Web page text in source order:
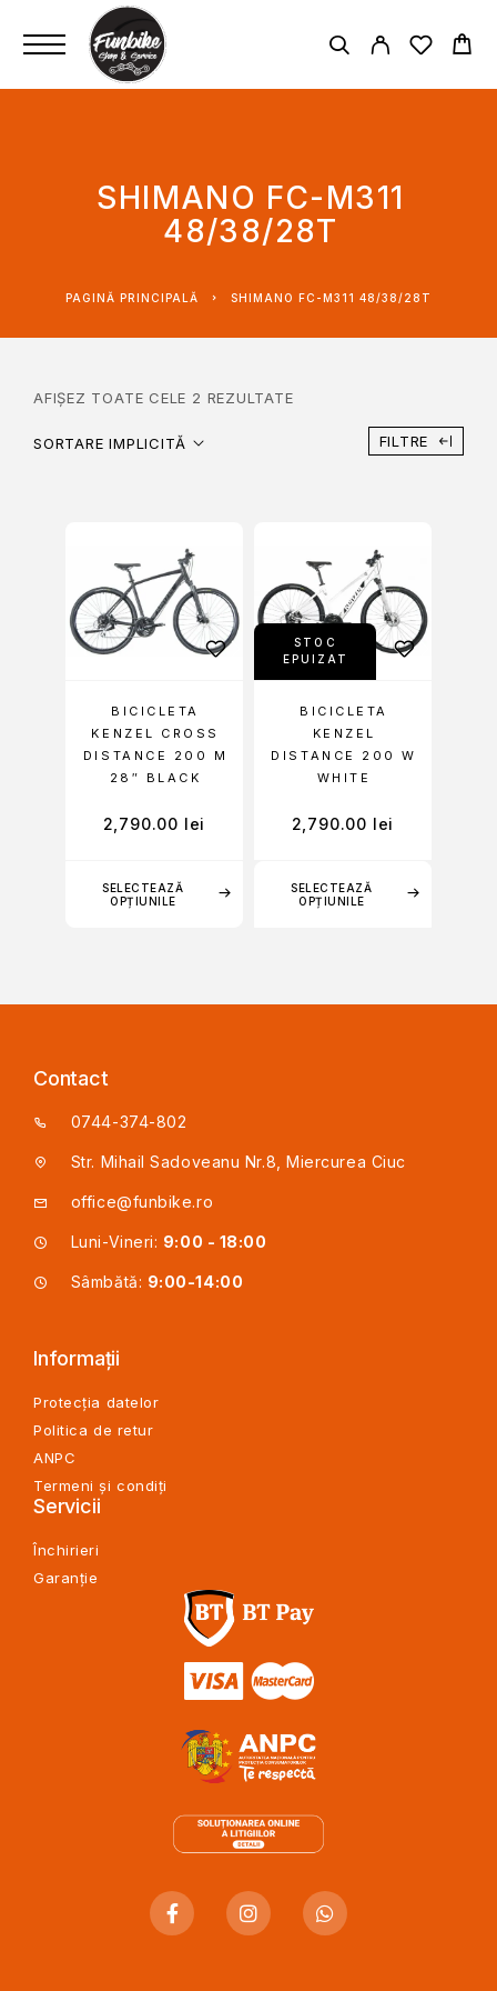
SHIMANO FC-M311
48/38/28T
PAGINĂ PRINCIPALĂ SHIMANO FC-M311 48/38/28T
AFIȘEZ TOATE CELE 2 REZULTATE
SORTARE IMPLICITĂ FILTRE
SELECTEAZĂ
OPȚIUNILE
BICICLETA
KENZEL CROSS
DISTANCE 200 M
28″ BLACK
2,790.00 lei
STOC
EPUIZAT
SELECTEAZĂ
OPȚIUNILE
BICICLETA
KENZEL
DISTANCE 200 W
WHITE
2,790.00 lei
Contact
0744-374-802
Str. Mihail Sadoveanu Nr.8, Miercurea Ciuc
office@funbike.ro
Luni-Vineri: 9:00 - 18:00
Sâmbătă: 9:00-14:00
Informații
Protecția datelor
Politica de retur
ANPC
Termeni și condiți
Servicii
Închirieri
Garanție